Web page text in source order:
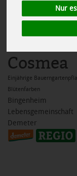
Nur
Cosmea
Einjährige
Blütenfarben
Bingenheim
Lebensgemeinschaft
Demeter